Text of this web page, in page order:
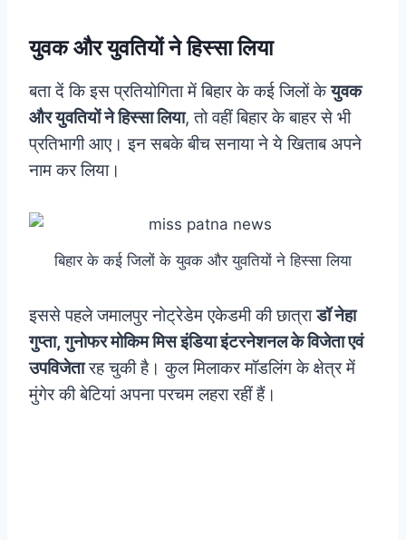
युवक और युवतियों ने हिस्सा लिया
बता दें कि इस प्रतियोगिता में बिहार के कई जिलों केयुवक
और युवतियों ने हिस्सा लिया, तो वहीं बिहार के बाहर से भी
प्रतिभागी आए। इन सबके बीच सनाया ने ये खिताब अपने
नाम कर लिया।
बिहार के कई जिलों के युवक और युवतियों ने हिस्सा लिया
इससे पहले जमालपुर नोट्रेडेम एकेडमी की छात्राडॉ नेहा
गुप्ता, गुनोफर मोकिम मिस इंडिया इंटरनेशनल के विजेता एवं
उपविजेतारह चुकी है। कुल मिलाकर मॉडलिंग के क्षेत्र में
मुंगेर की बेटियां अपना परचम लहरा रहीं हैं।